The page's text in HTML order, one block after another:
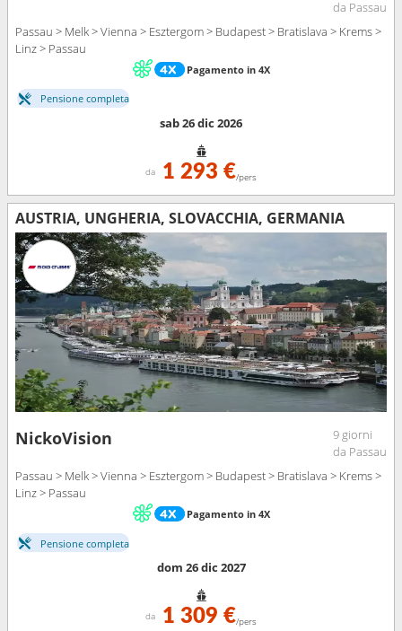
da Passau
Passau > Melk > Vienna > Esztergom > Budapest > Bratislava > Krems >
Linz > Passau
Pagamento in 4X
Pensione completa
sab 26 dic 2026
da 1 293 €/pers
AUSTRIA, UNGHERIA, SLOVACCHIA, GERMANIA
NickoVision
9 giorni
da Passau
Passau > Melk > Vienna > Esztergom > Budapest > Bratislava > Krems >
Linz > Passau
Pagamento in 4X
Pensione completa
dom 26 dic 2027
da 1 309 €/pers